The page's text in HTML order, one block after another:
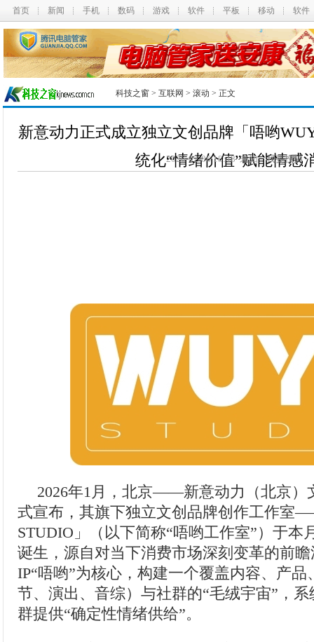
首页 新闻 手机 数码 游戏 软件 平板 移动 软件
科技之窗 > 互联网 > 滚动 > 正文
新意动力正式成立独立文创品牌「唔哟
统化“情绪价值”赋能情感
2026-02-06 18:48 未知我要投搞
2026年1月，北京——新意动力（北京）
式宣布，其旗下独立文创品牌创作工作室
STUDIO」（以下简称“唔哟工作室”）于本
诞生，源自对当下消费市场深刻变革的前
IP“唔哟”为核心，构建一个覆盖内容、产
节、演出、音综）与社群的“毛绒宇宙”，
群提供“确定性情绪供给”。